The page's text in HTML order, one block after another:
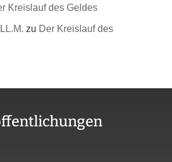
Kreislauf des Geldes
zu Der Kreislauf des